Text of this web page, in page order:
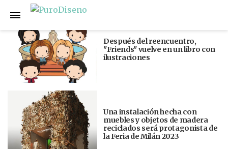
Anterior
Después del reencuentro,
"Friends" vuelve en un libro con
ilustraciones
Una instalación hecha con
muebles y objetos de madera
reciclados será protagonista de
la Feria de Milán 2023
Siguiente